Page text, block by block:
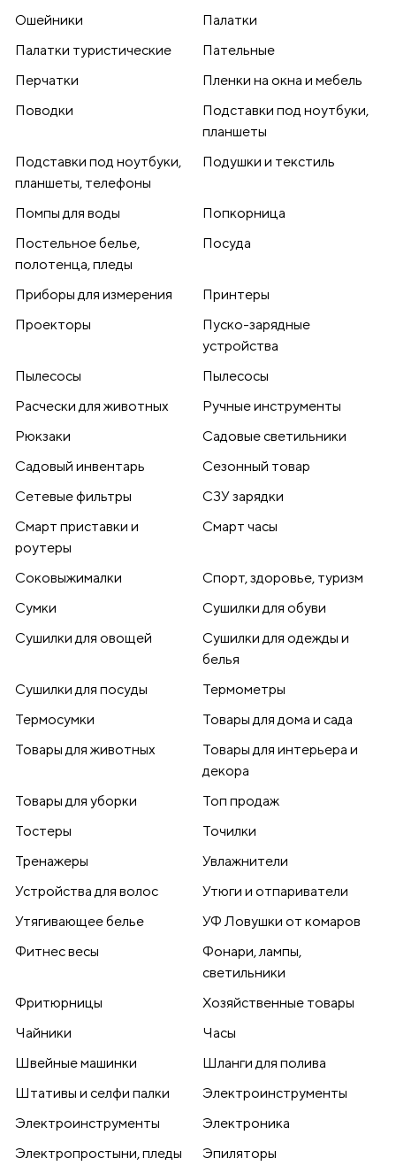
Ошейники
Палатки
Палатки туристические
Пательные
Перчатки
Пленки на окна и мебель
Поводки
Подставки под ноутбуки,
планшеты
Подставки под ноутбуки,
планшеты, телефоны
Подушки и текстиль
Помпы для воды
Попкорница
Постельное белье,
полотенца, пледы
Посуда
Приборы для измерения
Принтеры
Проекторы
Пуско-зарядные
устройства
Пылесосы
Пылесосы
Расчески для животных
Ручные инструменты
Рюкзаки
Садовые светильники
Садовый инвентарь
Сезонный товар
Сетевые фильтры
СЗУ зарядки
Смарт приставки и
роутеры
Смарт часы
Соковыжималки
Спорт, здоровье, туризм
Сумки
Сушилки для обуви
Сушилки для овощей
Сушилки для одежды и
белья
Сушилки для посуды
Термометры
Термосумки
Товары для дома и сада
Товары для животных
Товары для интерьера и
декора
Товары для уборки
Топ продаж
Тостеры
Точилки
Тренажеры
Увлажнители
Устройства для волос
Утюги и отпариватели
Утягивающее белье
УФ Ловушки от комаров
Фитнес весы
Фонари, лампы,
светильники
Фритюрницы
Хозяйственные товары
Чайники
Часы
Швейные машинки
Шланги для полива
Штативы и селфи палки
Электроинструменты
Электроинструменты
Электроника
Электропростыни, пледы
Эпиляторы